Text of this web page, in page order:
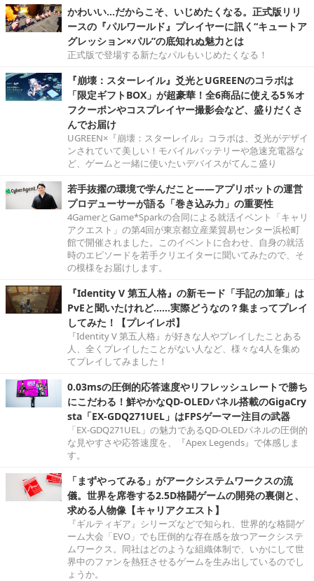
かわいい…だからこそ、いじめたくなる。正式版リリ
ースの『パルワールド』プレイヤーに訊く“キュートア
グレッション×パル”の底知れぬ魅力とは
正式版で登場する新たなパルもいじめたくなる！
『崩壊：スターレイル』爻光とUGREENのコラボは
「限定ギフトBOX」が超豪華！全6商品に使える5％オ
フクーポンやコスプレイヤー撮影会など、盛りだくさ
んでお届け
UGREEN×『崩壊：スターレイル』コラボは、爻光がデザイ
ンされていて美しい！モバイルバッテリーや急速充電器な
ど、ゲームと一緒に使いたいデバイスがてんこ盛り
若手抜擢の環境で学んだこと――アプリボットの運営
プロデューサーが語る「巻き込み力」の重要性
4GamerとGame*Sparkの合同による就活イベント「キャリ
アクエスト」の第4回が東京都立産業貿易センター浜松町
館で開催されました。このイベントに合わせ、自身の就活
時のエピソードを若手クリエイターに聞いてみたので、そ
の模様をお届けします。
『Identity V 第五人格』の新モード「手記の加筆」は
PvEと聞いたけれど……実際どうなの？集まってプレイ
してみた！【プレイレポ】
『Identity V 第五人格』が好きな人やプレイしたことある
人、全くプレイしたことがない人など、様々な4人を集め
てプレイしてみました！
0.03msの圧倒的応答速度やリフレッシュレートで勝ち
にこだわる！鮮やかなQD-OLEDパネル搭載のGigaCry
sta「EX-GDQ271UEL」はFPSゲーマー注目の武器
「EX-GDQ271UEL」の魅力であるQD-OLEDパネルの圧倒的
な見やすさや応答速度を、『Apex Legends』で体感しま
す。
「まずやってみる」がアークシステムワークスの流
儀。世界を席巻する2.5D格闘ゲームの開発の裏側と、
求める人物像【キャリアクエスト】
『ギルティギア』シリーズなどで知られ、世界的な格闘ゲ
ーム大会「EVO」でも圧倒的な存在感を放つアークシステ
ムワークス。同社はどのような組織体制で、いかにして世
界中のファンを熱狂させるゲームを生み出しているのでし
ょうか。